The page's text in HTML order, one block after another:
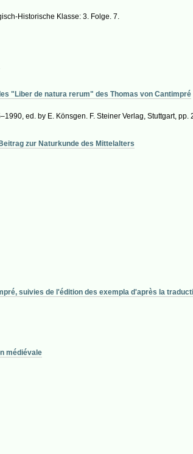
Historische Klasse: 3. Folge. 7.
"Liber de natura rerum" des Thomas von Cantimpré
ed. by E. Könsgen. F. Steiner Verlag, Stuttgart, pp.
zur Naturkunde des Mittelalters
suivies de l'édition des exempla d'après la
médiévale